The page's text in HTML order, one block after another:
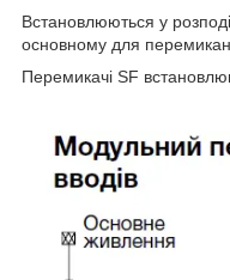
Встановлюються у
основному для
Перемикачі SF